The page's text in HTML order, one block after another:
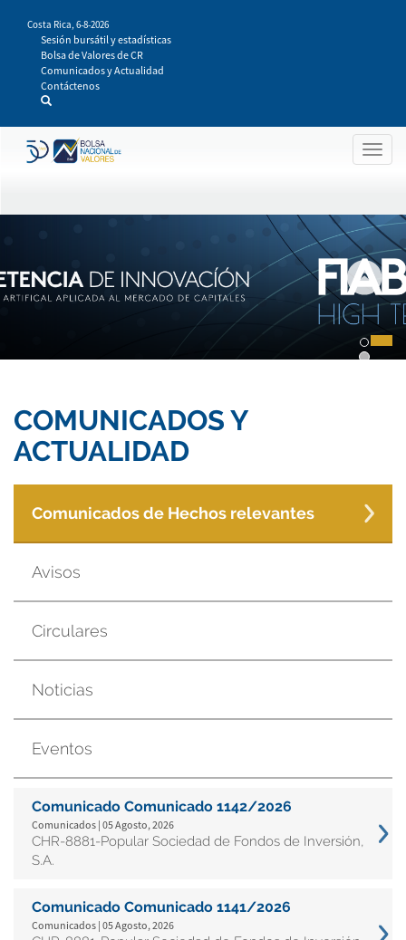
contenido
principal
Costa Rica, 6-8-2026
Sesión bursátil y estadísticas
Bolsa de Valores de CR
Comunicados y Actualidad
Contáctenos
COMUNICADOS Y
ACTUALIDAD
Comunicados de Hechos relevantes
Avisos
Circulares
Noticias
Eventos
Comunicado Comunicado 1142/2026
Comunicados | 05 Agosto, 2026
CHR-8881-Popular Sociedad de Fondos de Inversión,
S.A.
Comunicado Comunicado 1141/2026
Comunicados | 05 Agosto, 2026